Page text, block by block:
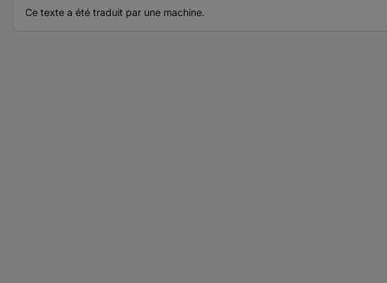
Ce texte a été traduit par une machine.